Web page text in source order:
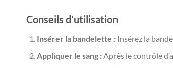
Conseils d’utilisation
Insérer la bandelette :Insérez la
Appliquer le sang :Après le contrôle